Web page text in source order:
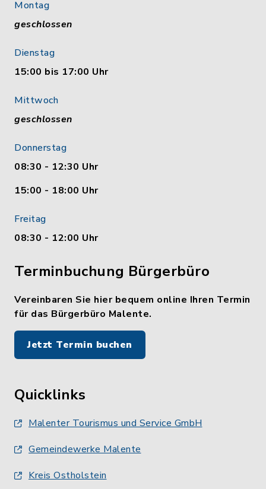
Montag
geschlossen
Dienstag
15:00 bis 17:00 Uhr
Mittwoch
geschlossen
Donnerstag
08:30 - 12:30 Uhr
15:00 - 18:00 Uhr
Freitag
08:30 - 12:00 Uhr
Terminbuchung Bürgerbüro
Vereinbaren Sie hier bequem online Ihren Termin
für das Bürgerbüro Malente.
Jetzt Termin buchen
Quicklinks
Malenter Tourismus und Service GmbH
Gemeindewerke Malente
Kreis Ostholstein